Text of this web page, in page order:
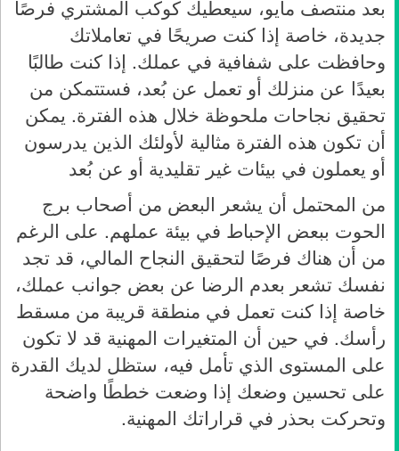
بعد منتصف مايو، سيعطيك كوكب المشتري فرصًا
جديدة، خاصة إذا كنت صريحًا في تعاملاتك
وحافظت على شفافية في عملك. إذا كنت طالبًا
بعيدًا عن منزلك أو تعمل عن بُعد، فستتمكن من
تحقيق نجاحات ملحوظة خلال هذه الفترة. يمكن
أن تكون هذه الفترة مثالية لأولئك الذين يدرسون
أو يعملون في بيئات غير تقليدية أو عن بُعد
من المحتمل أن يشعر البعض من أصحاب برج
الحوت ببعض الإحباط في بيئة عملهم. على الرغم
من أن هناك فرصًا لتحقيق النجاح المالي، قد تجد
نفسك تشعر بعدم الرضا عن بعض جوانب عملك،
خاصة إذا كنت تعمل في منطقة قريبة من مسقط
رأسك. في حين أن المتغيرات المهنية قد لا تكون
على المستوى الذي تأمل فيه، ستظل لديك القدرة
على تحسين وضعك إذا وضعت خططًا واضحة
وتحركت بحذر في قراراتك المهنية.